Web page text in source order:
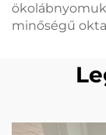
minőségű